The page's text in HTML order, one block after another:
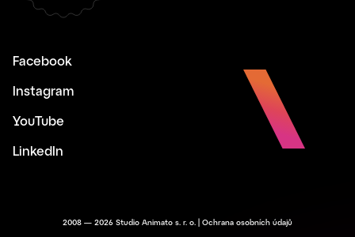
Facebook
Instagram
YouTube
LinkedIn
2008 — 2026 Studio Animato s. r. o. | Ochrana osobních údajů